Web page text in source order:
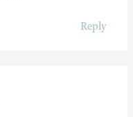
Reply